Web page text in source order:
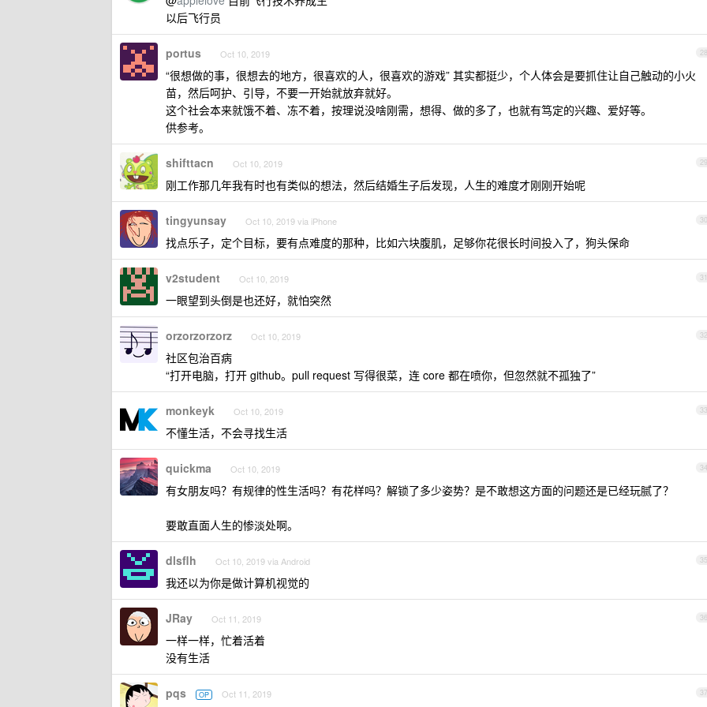
以后飞行员
28
portus Oct 10, 2019
“很想做的事，很想去的地方，很喜欢的人，很喜欢的游戏” 其实都挺少，个人体会是要抓住让自己触动的小火
苗，然后呵护、引导，不要一开始就放弃就好。
这个社会本来就饿不着、冻不着，按理说没啥刚需，想得、做的多了，也就有笃定的兴趣、爱好等。
供参考。
29
shifttacn Oct 10, 2019
刚工作那几年我有时也有类似的想法，然后结婚生子后发现，人生的难度才刚刚开始呢
30
tingyunsay Oct 10, 2019 via iPhone
找点乐子，定个目标，要有点难度的那种，比如六块腹肌，足够你花很长时间投入了，狗头保命
31
v2student Oct 10, 2019
一眼望到头倒是也还好，就怕突然
32
orzorzorzorz Oct 10, 2019
社区包治百病
“打开电脑，打开 github。pull request 写得很菜，连 core 都在喷你，但忽然就不孤独了”
33
monkeyk Oct 10, 2019
不懂生活，不会寻找生活
34
quickma Oct 10, 2019
有女朋友吗？有规律的性生活吗？有花样吗？解锁了多少姿势？是不敢想这方面的问题还是已经玩腻了？
要敢直面人生的惨淡处啊。
35
dlsflh Oct 10, 2019 via Android
我还以为你是做计算机视觉的
36
JRay Oct 11, 2019
一样一样，忙着活着
没有生活
37
pqs OP Oct 11, 2019